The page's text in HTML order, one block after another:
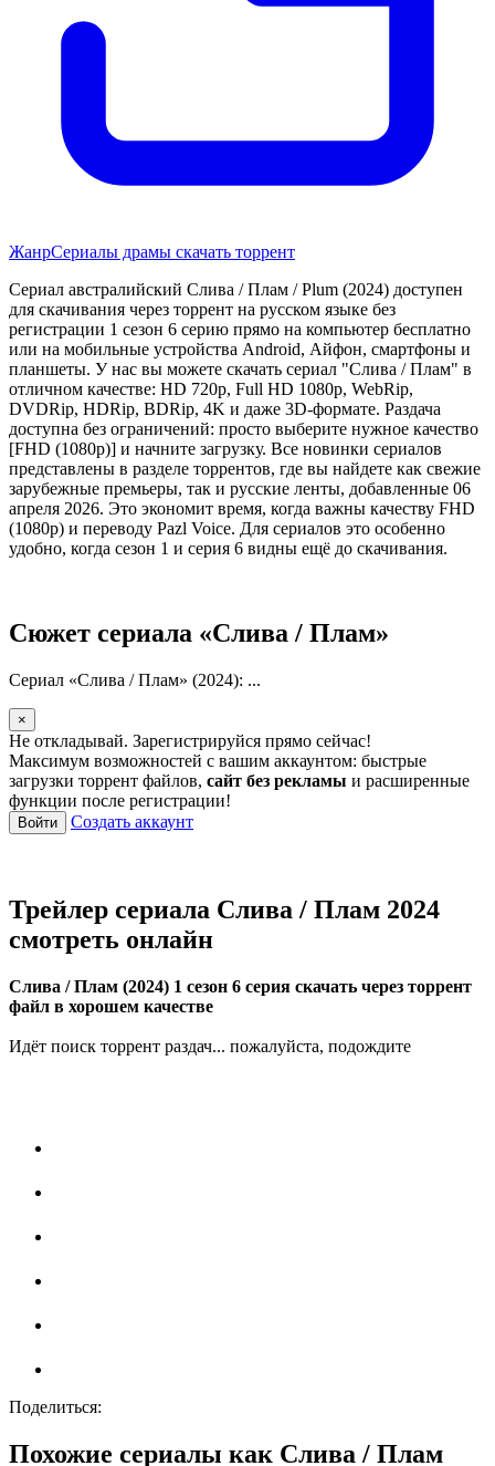
ЖанрСериалы драмы скачать торрент
Сериал австралийский Слива / Плам / Plum (2024) доступен
для скачивания через торрент на русском языке без
регистрации 1 сезон 6 серию прямо на компьютер бесплатно
или на мобильные устройства Android, Айфон, смартфоны и
планшеты. У нас вы можете скачать сериал "Слива / Плам" в
отличном качестве: HD 720p, Full HD 1080p, WebRip,
DVDRip, HDRip, BDRip, 4K и даже 3D-формате. Раздача
доступна без ограничений: просто выберите нужное качество
[FHD (1080p)] и начните загрузку. Все новинки сериалов
представлены в разделе торрентов, где вы найдете как свежие
зарубежные премьеры, так и русские ленты, добавленные 06
апреля 2026. Это экономит время, когда важны качеству FHD
(1080p) и переводу Pazl Voice. Для сериалов это особенно
удобно, когда сезон 1 и серия 6 видны ещё до скачивания.
Сюжет сериала «Слива / Плам»
Сериал «Слива / Плам» (2024): ...
×
Не откладывай. Зарегистрируйся прямо сейчас!
Максимум возможностей с вашим аккаунтом: быстрые
загрузки торрент файлов, сайт без рекламы и расширенные
функции после регистрации!
Войти Создать аккаунт
Трейлер сериала Слива / Плам 2024
смотреть онлайн
Слива / Плам (2024) 1 сезон 6 серия скачать через торрент
файл в хорошем качестве
Идёт поиск торрент раздач... пожалуйста, подождите
Поделиться:
Похожие сериалы как Слива / Плам